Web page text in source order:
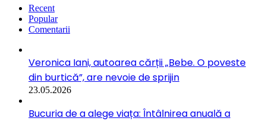
Recent
Popular
Comentarii
Veronica Iani, autoarea cărții „Bebe. O poveste
din burtică”, are nevoie de sprijin
23.05.2026
Bucuria de a alege viața: Întâlnirea anuală a